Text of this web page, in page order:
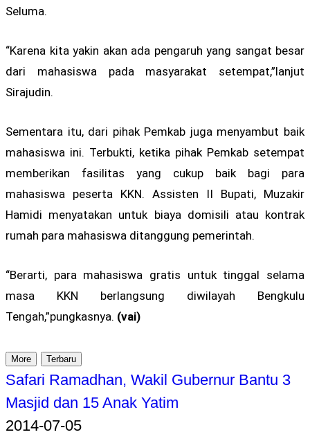
Seluma.
“Karena kita yakin akan ada pengaruh yang sangat besar
dari mahasiswa pada masyarakat setempat,”lanjut
Sirajudin.
Sementara itu, dari pihak Pemkab juga menyambut baik
mahasiswa ini. Terbukti, ketika pihak Pemkab setempat
memberikan fasilitas yang cukup baik bagi para
mahasiswa peserta KKN. Assisten II Bupati, Muzakir
Hamidi menyatakan untuk biaya domisili atau kontrak
rumah para mahasiswa ditanggung pemerintah.
“Berarti, para mahasiswa gratis untuk tinggal selama
masa KKN berlangsung diwilayah Bengkulu
Tengah,”pungkasnya. (vai)
More Terbaru
Safari Ramadhan, Wakil Gubernur Bantu 3
Masjid dan 15 Anak Yatim
2014-07-05